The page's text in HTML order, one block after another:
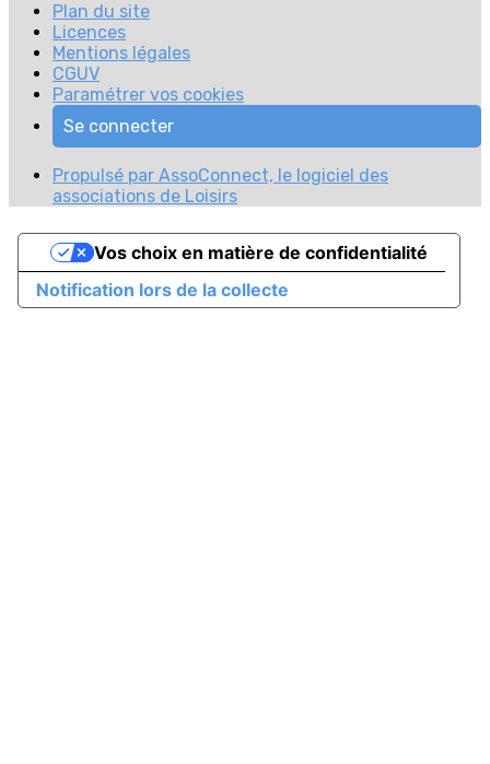
Plan du site
Licences
Mentions légales
CGUV
Paramétrer vos cookies
Se connecter
Propulsé par AssoConnect, le logiciel des
associations de Loisirs
Notification lors de la collecte
Vos choix en matière de confidentialité